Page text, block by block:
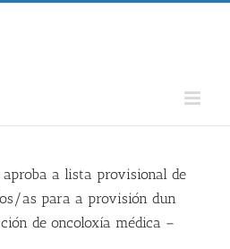
aproba a lista provisional de
as para a provisión dun
de oncoloxía médica –